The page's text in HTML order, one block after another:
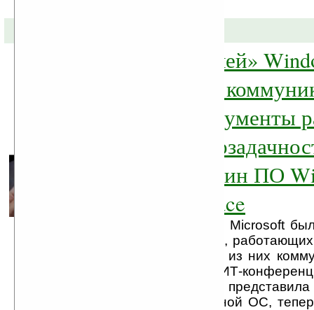
Новости «с полей»
7 Series: новый
Samsung, инструменты
для WP7,
интернет-магазин ПО
Phone Marketplace
До сих пор компанией Microsoft
только два устройства,
Phone 7 Series. Один из них
второй LG. Вчера на ИТ-
Вегасе Microsoft
коммуникатор на данной ОС,